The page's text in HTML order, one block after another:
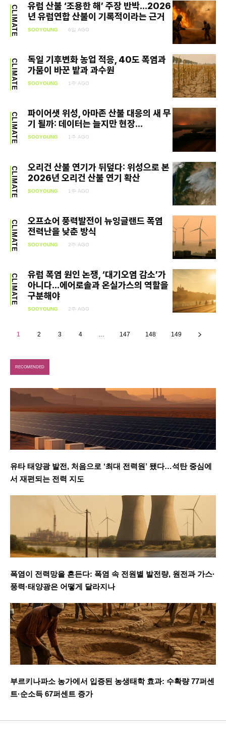
Climate
Food
Health
Life
Interview
Tech
CLIMATE
유럽 산불 ‘조용한 해’ 주장 반박…2026
년 유럽연합 산불이 기록적이라는 근거
SOOYOUNG 6일 AGO
CLIMATE
독일 기후변화 농업 적응, 40도 폭염과
가뭄이 바꾼 밭과 과수원
SOOYOUNG 1주 AGO
CLIMATE
파이어샛 위성, 아마존 산불 대응의 새 무
기 될까: 데이터는 늘지만 현장...
SOOYOUNG 1주 AGO
CLIMATE
오리건 산불 연기가 뒤덮다: 위성으로 본
2026년 오리건 산불 연기 확산
SOOYOUNG 1주 AGO
CLIMATE
오프쇼어 풍력발전이 뉴잉글랜드 폭염
전력난을 낮춘 방식
SOOYOUNG 2주 AGO
CLIMATE
유럽 폭염 원인 논쟁, ‘대기오염 감소’가
아니다…에어로솔과 온실가스의 역할을
구분해야
SOOYOUNG 2주 AGO
1 2 3 4 147 148 149
RECOMENDED
유타 태양광 발전, 처음으로 ‘최대 전력원’ 됐다…석탄 중심에
서 재편되는 전력 지도
폭염이 전력망을 흔든다: 폭염 속 전원별 발전량, 원전과 가스·
풍력·태양광은 어떻게 달라지나
부르키나파소 농가에서 입증된 농생태학 효과: 수확량 77퍼센
트·순소득 67퍼센트 증가